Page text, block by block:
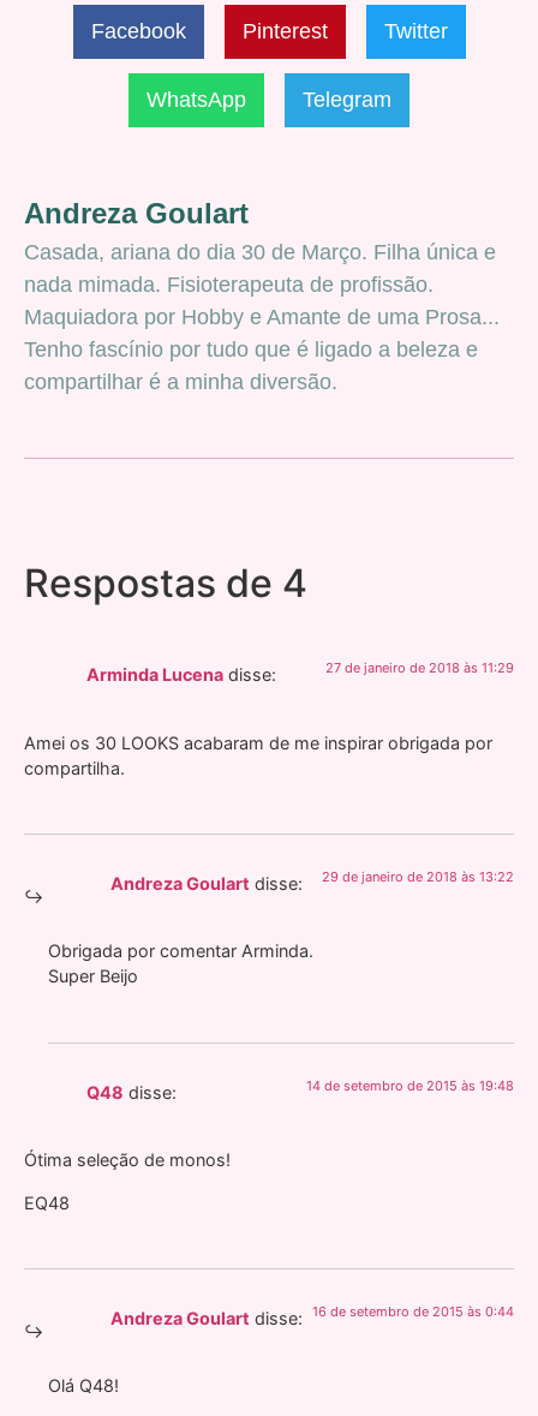
Facebook Pinterest Twitter
WhatsApp Telegram
Andreza Goulart
Casada, ariana do dia 30 de Março. Filha única e
nada mimada. Fisioterapeuta de profissão.
Maquiadora por Hobby e Amante de uma Prosa...
Tenho fascínio por tudo que é ligado a beleza e
compartilhar é a minha diversão.
Respostas de 4
Arminda Lucena disse: 27 de janeiro de 2018 às 11:29
Amei os 30 LOOKS acabaram de me inspirar obrigada por
compartilha.
Andreza Goulart disse: 29 de janeiro de 2018 às 13:22
Obrigada por comentar Arminda.
Super Beijo
Q48 disse: 14 de setembro de 2015 às 19:48
Ótima seleção de monos!
EQ48
Andreza Goulart disse: 16 de setembro de 2015 às 0:44
Olá Q48!